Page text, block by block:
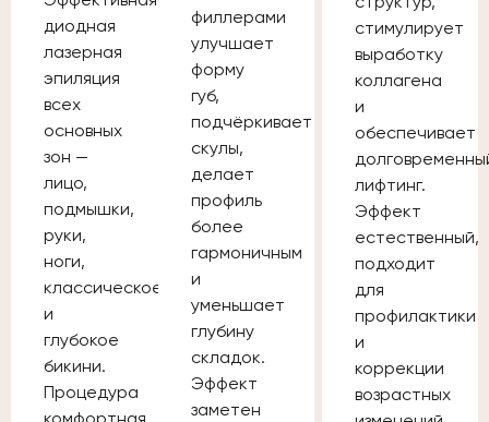
диодная
лазерная
эпиляция
всех
основных
зон —
лицо,
подмышки,
руки,
ноги,
классическое
и
глубокое
бикини.
Процедура
филлерами
улучшает
форму
губ,
подчёркивает
скулы,
делает
профиль
более
гармоничным
и
уменьшает
глубину
складок.
Эффект
заметен
стимулирует
выработку
коллагена
и
обеспечивает
лифтинг.
Эффект
естественный,
подходит
для
профилактики
и
коррекции
возрастных